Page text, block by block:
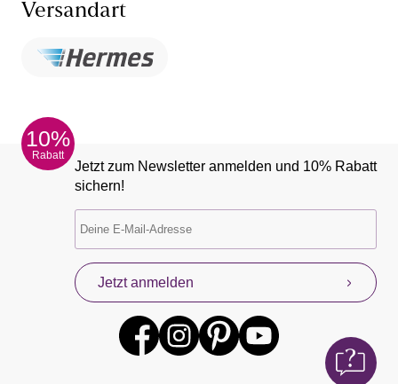
Versandart
10%
Rabatt
Jetzt zum Newsletter anmelden und 10% Rabatt
sichern!
Jetzt anmelden